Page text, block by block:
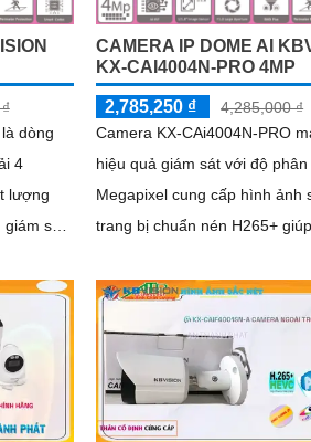
dòng
4
lượng
sát
rào
xe
kiếm
cao hiệu
CAMERA IP DOME AI
KX-CAI4004N-PRO 4MP
2,785,250 ₫
4,285,000 ₫
Camera KX-CAi4004N-PRO
hiệu quả giám sát với độ phân
Megapixel cung cấp hình ảnh
trang bị chuẩn nén H265+ giúp
trữ. Bên cạnh đó camera còn
khả năng phát hiện thông
hàng rào ảo, xâm nhập, và
người/xe (SMD Plus) bảo vệ
hiệu quả